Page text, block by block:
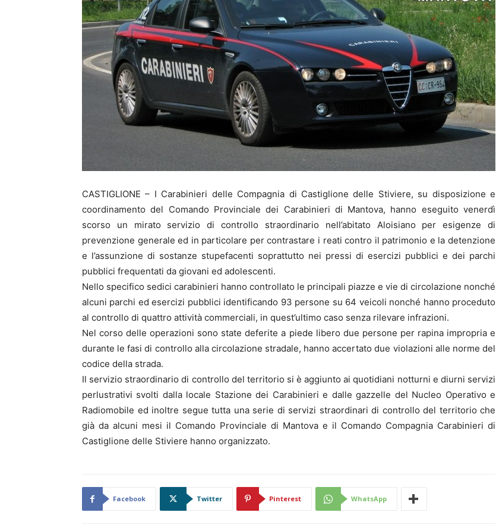
CASTIGLIONE – I Carabinieri delle Compagnia di Castiglione delle Stiviere, su disposizione e
coordinamento del Comando Provinciale dei Carabinieri di Mantova, hanno eseguito venerdì
scorso un mirato servizio di controllo straordinario nell’abitato Aloisiano per esigenze di
prevenzione generale ed in particolare per contrastare i reati contro il patrimonio e la detenzione
e l’assunzione di sostanze stupefacenti soprattutto nei pressi di esercizi pubblici e dei parchi
pubblici frequentati da giovani ed adolescenti.
Nello specifico sedici carabinieri hanno controllato le principali piazze e vie di circolazione nonché
alcuni parchi ed esercizi pubblici identificando 93 persone su 64 veicoli nonché hanno proceduto
al controllo di quattro attività commerciali, in quest’ultimo caso senza rilevare infrazioni.
Nel corso delle operazioni sono state deferite a piede libero due persone per rapina impropria e
durante le fasi di controllo alla circolazione stradale, hanno accertato due violazioni alle norme del
codice della strada.
Il servizio straordinario di controllo del territorio si è aggiunto ai quotidiani notturni e diurni servizi
perlustrativi svolti dalla locale Stazione dei Carabinieri e dalle gazzelle del Nucleo Operativo e
Radiomobile ed inoltre segue tutta una serie di servizi straordinari di controllo del territorio che
già da alcuni mesi il Comando Provinciale di Mantova e il Comando Compagnia Carabinieri di
Castiglione delle Stiviere hanno organizzato.
Facebook Twitter Pinterest WhatsApp